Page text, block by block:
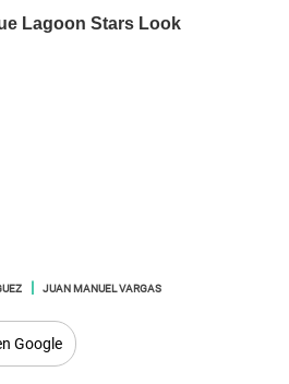
JUAN MANUEL VARGAS
Google